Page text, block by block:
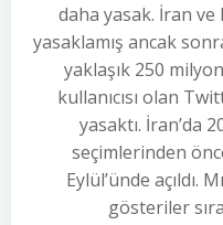
daha yasak. İran ve
yasaklamış ancak
yaklaşık 250
kullanıcısı olan
yasaktı. İran’da
seçimlerinden
Eylül’ünde açıldı.
gösteriler